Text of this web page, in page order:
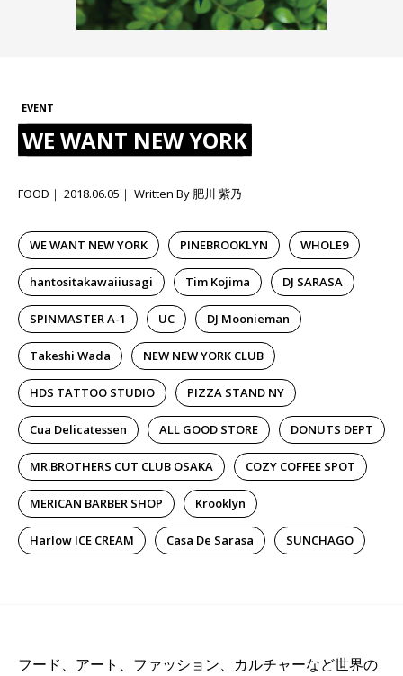
EVENT
WE WANT NEW YORK
WE WANT NEW YORK PINEBROOKLYN WHOLE9
hantositakawaiiusagi Tim Kojima DJ SARASA
SPINMASTER A-1 UC DJ Moonieman
Takeshi Wada NEW NEW YORK CLUB
HDS TATTOO STUDIO PIZZA STAND NY
Cua Delicatessen ALL GOOD STORE DONUTS DEPT
MR.BROTHERS CUT CLUB OSAKA COZY COFFEE SPOT
MERICAN BARBER SHOP Krooklyn
Harlow ICE CREAM Casa De Sarasa SUNCHAGO
FOOD 2018.06.05 Written By 肥川 紫乃
フード、アート、ファッション、カルチャーなど世界の